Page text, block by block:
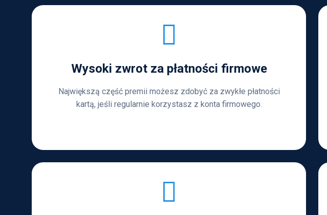
Wysoki zwrot za płatności firmowe
Największą część premii możesz zdobyć za zwykłe płatności
kartą, jeśli regularnie korzystasz z konta firmowego.